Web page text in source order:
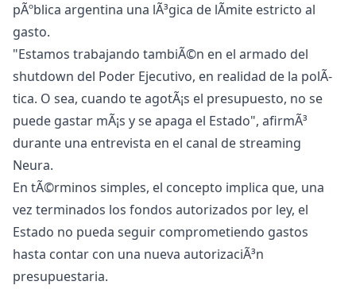
pÃºblica argentina una lÃ³gica de lÃ­mite estricto al
gasto.
"Estamos trabajando tambiÃ©n en el armado del
shutdown del Poder Ejecutivo, en realidad de la polÃ­
tica. O sea, cuando te agotÃ¡s el presupuesto, no se
puede gastar mÃ¡s y se apaga el Estado", afirmÃ³
durante una entrevista en el canal de streaming
Neura.
En tÃ©rminos simples, el concepto implica que, una
vez terminados los fondos autorizados por ley, el
Estado no pueda seguir comprometiendo gastos
hasta contar con una nueva autorizaciÃ³n
presupuestaria.